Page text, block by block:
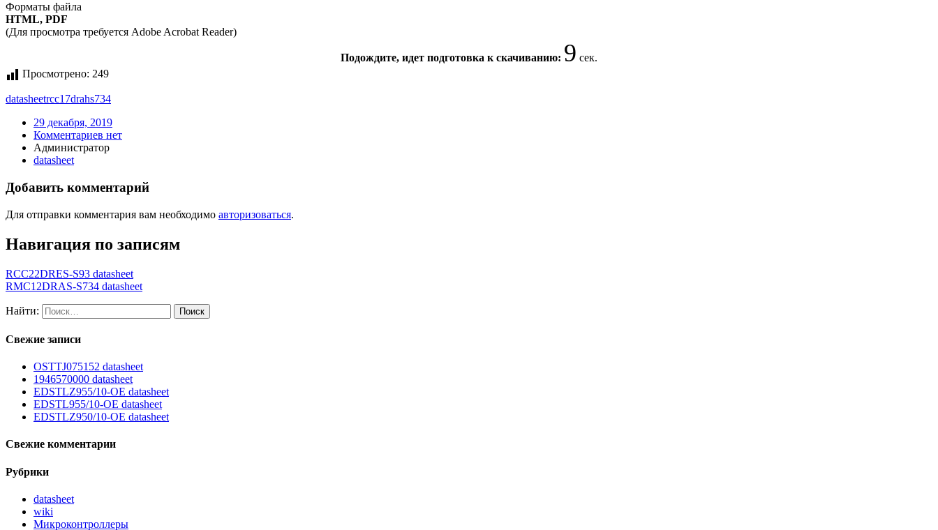
Форматы файла
HTML, PDF
(Для просмотра требуется Adobe Acrobat Reader)
Подождите, идет подготовка к скачиванию: 9 сек.
Просмотрено: 249
datasheetrcc17drahs734
29 декабря, 2019
Комментариев нет
Администратор
datasheet
Добавить комментарий
Для отправки комментария вам необходимо авторизоваться.
Навигация по записям
RCC22DRES-S93 datasheet
RMC12DRAS-S734 datasheet
Найти:
Свежие записи
OSTTJ075152 datasheet
1946570000 datasheet
EDSTLZ955/10-OE datasheet
EDSTL955/10-OE datasheet
EDSTLZ950/10-OE datasheet
Свежие комментарии
Рубрики
datasheet
wiki
Микроконтроллеры